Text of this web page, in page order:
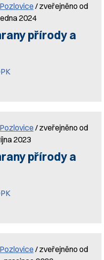
/ zveřejněno od
2024
přírody a
/ zveřejněno od
2023
přírody a
/ zveřejněno od